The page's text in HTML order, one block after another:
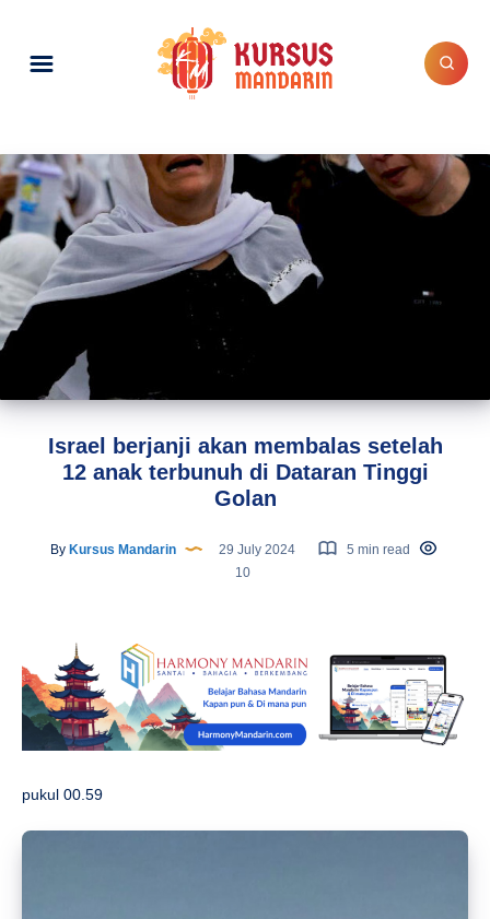
Israel berjanji akan membalas setelah
12 anak terbunuh di Dataran Tinggi
Golan
By Kursus Mandarin 29 July 2024
5 min read
10
pukul 00.59